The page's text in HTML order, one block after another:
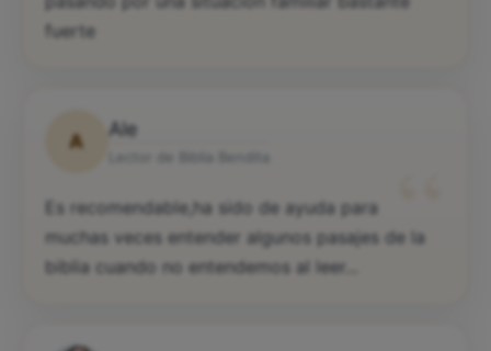
fuerte
A
Ale
“
Es recomendable,ha sido de ayuda para
muchas veces entender algunos pasajes de la
biblia cuando no entendemos al leer...